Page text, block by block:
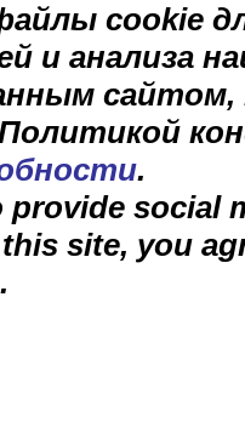
cookie
и анализа
.
provide social
site, you
.